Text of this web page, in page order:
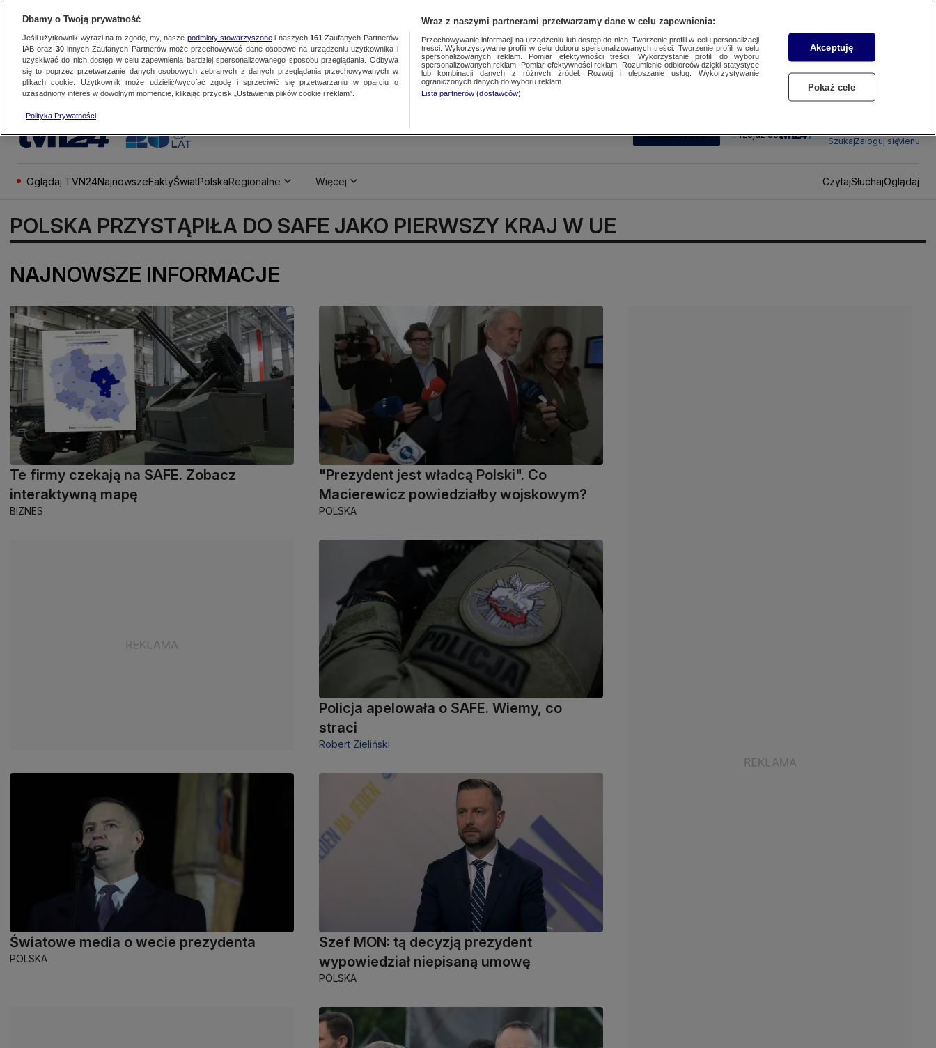
SUBSKRYBUJ Przejdź do
SzukajZaloguj sięMenu
Oglądaj TVN24NajnowszeFaktyŚwiatPolskaRegionalne Więcej CzytajSłuchajOglądaj
POLSKA PRZYSTĄPIŁA DO SAFE JAKO PIERWSZY KRAJ W UE
NAJNOWSZE INFORMACJE
Te firmy czekają na SAFE. Zobacz
interaktywną mapę
BIZNES
"Prezydent jest władcą Polski". Co
Macierewicz powiedziałby wojskowym?
POLSKA
Policja apelowała o SAFE. Wiemy, co
straci
Robert Zieliński
Światowe media o wecie prezydenta
POLSKA
Szef MON: tą decyzją prezydent
wypowiedział niepisaną umowę
POLSKA
Dbamy o Twoją prywatność
Jeśli użytkownik wyrazi na to zgodę, my, nasze podmioty stowarzyszonei naszych 161 Zaufanych Partnerów
IAB oraz 30innych Zaufanych Partnerów może przechowywać dane osobowe na urządzeniu użytkownika i
uzyskiwać do nich dostęp w celu zapewnienia bardziej spersonalizowanego sposobu przeglądania. Odbywa
się to poprzez przetwarzanie danych osobowych zebranych z danych przeglądania przechowywanych w
plikach cookie. Użytkownik może udzielić/wycofać zgodę i sprzeciwić się przetwarzaniu w oparciu o
uzasadniony interes w dowolnym momencie, klikając przycisk „Ustawienia plików cookie i reklam”.
Polityka Prywatności
Wraz z naszymi partnerami przetwarzamy dane w celu zapewnienia:
Przechowywanie informacji na urządzeniu lub dostęp do nich. Tworzenie profili w celu personalizacji
treści. Wykorzystywanie profili w celu doboru spersonalizowanych treści. Tworzenie profili w celu
spersonalizowanych reklam. Pomiar efektywności treści. Wykorzystanie profili do wyboru
spersonalizowanych reklam. Pomiar efektywności reklam. Rozumienie odbiorców dzięki statystyce
lub kombinacji danych z różnych źródeł. Rozwój i ulepszanie usług. Wykorzystywanie
ograniczonych danych do wyboru reklam.
Lista partnerów (dostawców)
Akceptuję
Pokaż cele